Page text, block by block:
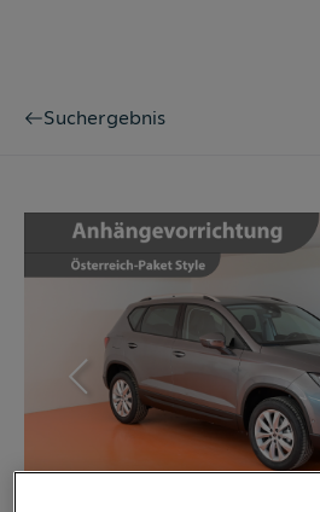
Suchergebnis